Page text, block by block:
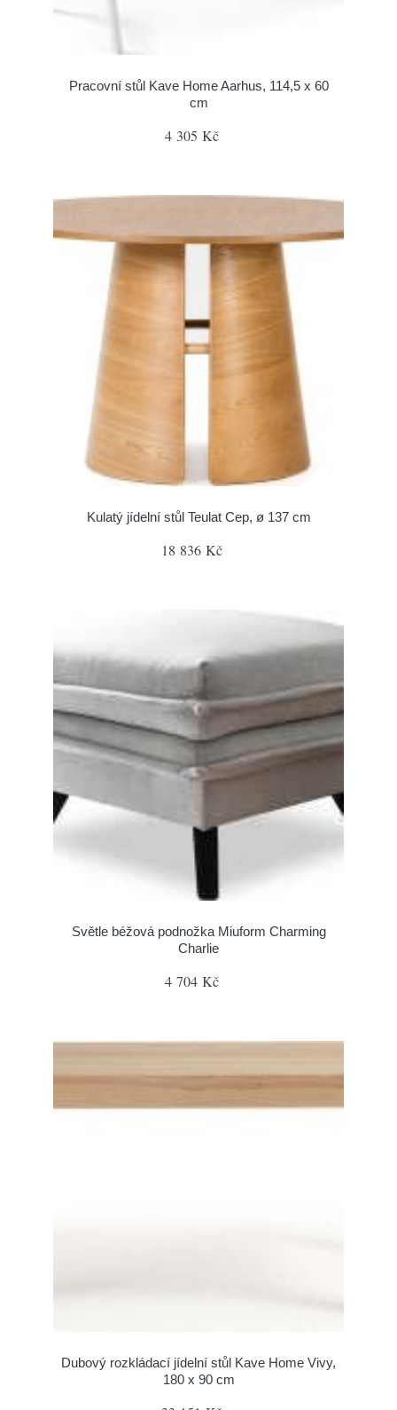
Pracovní stůl Kave Home Aarhus, 114,5 x 60
cm
4 305 Kč
Kulatý jídelní stůl Teulat Cep, ø 137 cm
18 836 Kč
Světle béžová podnožka Miuform Charming
Charlie
4 704 Kč
Dubový rozkládací jídelní stůl Kave Home Vivy,
180 x 90 cm